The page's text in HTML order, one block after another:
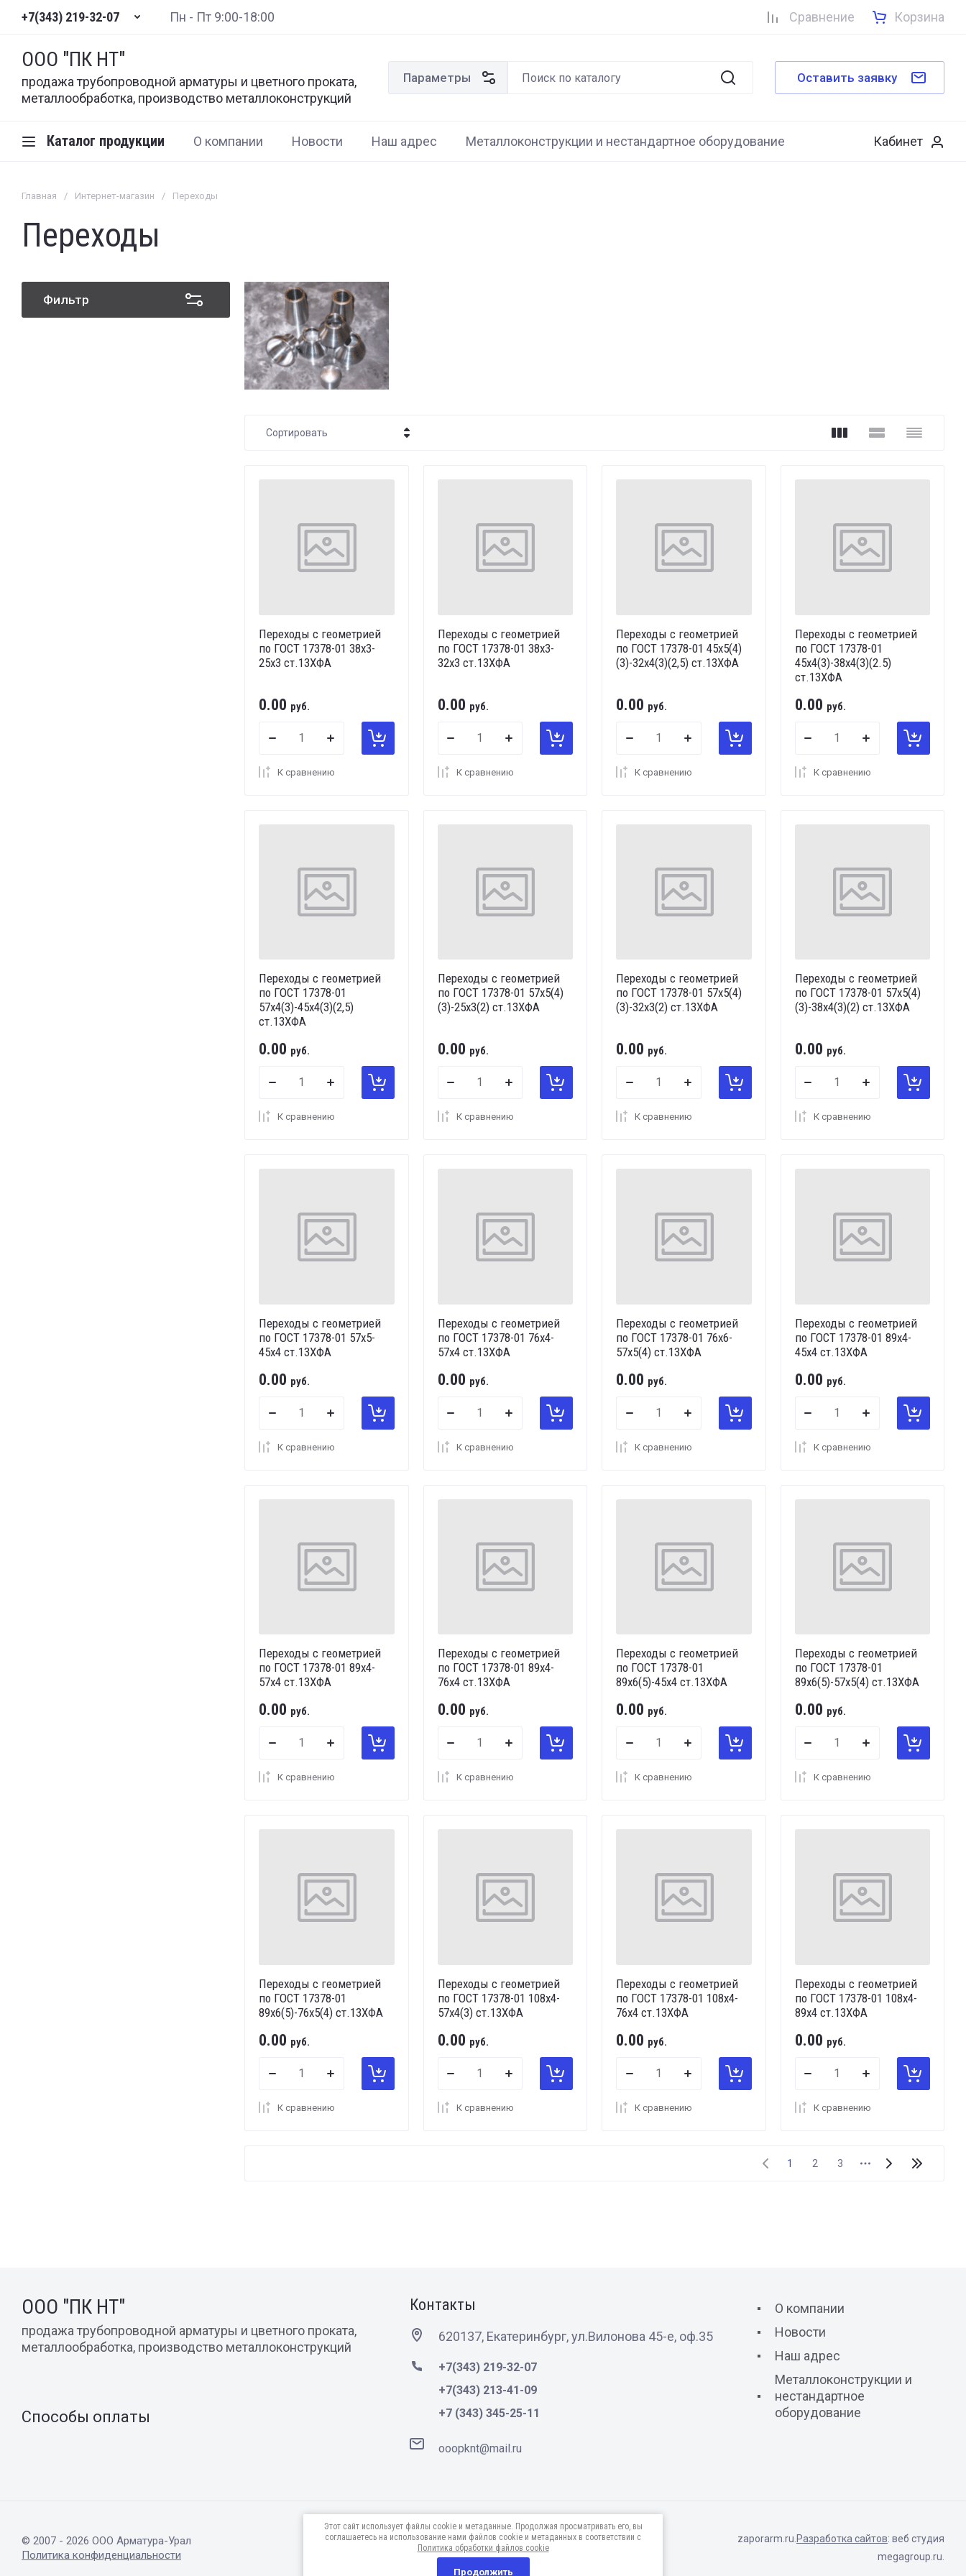
+7(343) 219-32-07 Пн - Пт 9:00-18:00 Сравнение Корзина
ООО "ПК НТ"
продажа трубопроводной арматуры и цветного проката,
металлообработка, производство металлоконструкций
Параметры Оставить заявку
Каталог продукции О компании Новости Наш адрес Металлоконструкции и нестандартное оборудование Кабинет
Главная / Интернет-магазин / Переходы
Переходы
Фильтр
Сортировать
Название - А-Я
Переходы с геометрией
по ГОСТ 17378-01 38х3-
25х3 ст.13ХФА
0.00 руб.
К сравнению
Переходы с геометрией
по ГОСТ 17378-01 38х3-
32х3 ст.13ХФА
0.00 руб.
К сравнению
Переходы с геометрией
по ГОСТ 17378-01 45х5(4)
(3)-32х4(3)(2,5) ст.13ХФА
0.00 руб.
К сравнению
Переходы с геометрией
по ГОСТ 17378-01
45х4(3)-38х4(3)(2.5)
ст.13ХФА
0.00 руб.
К сравнению
Переходы с геометрией
по ГОСТ 17378-01
57х4(3)-45х4(3)(2,5)
ст.13ХФА
0.00 руб.
К сравнению
Переходы с геометрией
по ГОСТ 17378-01 57х5(4)
(3)-25х3(2) ст.13ХФА
0.00 руб.
К сравнению
Переходы с геометрией
по ГОСТ 17378-01 57х5(4)
(3)-32х3(2) ст.13ХФА
0.00 руб.
К сравнению
Переходы с геометрией
по ГОСТ 17378-01 57х5(4)
(3)-38х4(3)(2) ст.13ХФА
0.00 руб.
К сравнению
Переходы с геометрией
по ГОСТ 17378-01 57х5-
45х4 ст.13ХФА
0.00 руб.
К сравнению
Переходы с геометрией
по ГОСТ 17378-01 76х4-
57х4 ст.13ХФА
0.00 руб.
К сравнению
Переходы с геометрией
по ГОСТ 17378-01 76х6-
57х5(4) ст.13ХФА
0.00 руб.
К сравнению
Переходы с геометрией
по ГОСТ 17378-01 89х4-
45х4 ст.13ХФА
0.00 руб.
К сравнению
Переходы с геометрией
по ГОСТ 17378-01 89х4-
57х4 ст.13ХФА
0.00 руб.
К сравнению
Переходы с геометрией
по ГОСТ 17378-01 89х4-
76х4 ст.13ХФА
0.00 руб.
К сравнению
Переходы с геометрией
по ГОСТ 17378-01
89х6(5)-45х4 ст.13ХФА
0.00 руб.
К сравнению
Переходы с геометрией
по ГОСТ 17378-01
89х6(5)-57х5(4) ст.13ХФА
0.00 руб.
К сравнению
Переходы с геометрией
по ГОСТ 17378-01
89х6(5)-76х5(4) ст.13ХФА
0.00 руб.
К сравнению
Переходы с геометрией
по ГОСТ 17378-01 108х4-
57х4(3) ст.13ХФА
0.00 руб.
К сравнению
Переходы с геометрией
по ГОСТ 17378-01 108х4-
76х4 ст.13ХФА
0.00 руб.
К сравнению
Переходы с геометрией
по ГОСТ 17378-01 108х4-
89х4 ст.13ХФА
0.00 руб.
К сравнению
1 2 3
ООО "ПК НТ"
продажа трубопроводной арматуры и цветного проката,
металлообработка, производство металлоконструкций
Способы оплаты
Контакты
620137, Екатеринбург, ул.Вилонова 45-е, оф.35
+7(343) 219-32-07
+7(343) 213-41-09
+7 (343) 345-25-11
ooopknt@mail.ru
О компании
Новости
Наш адрес
Металлоконструкции и
нестандартное
оборудование
© 2007 - 2026 ООО Арматура-Урал
Политика конфиденциальности
zaporarm.ru. Разработка сайтов: веб студия
megagroup.ru.
Этот сайт использует файлы cookie и метаданные. Продолжая просматривать его, вы
соглашаетесь на использование нами файлов cookie и метаданных в соответствии с
Политика обработки файлов cookie
Продолжить